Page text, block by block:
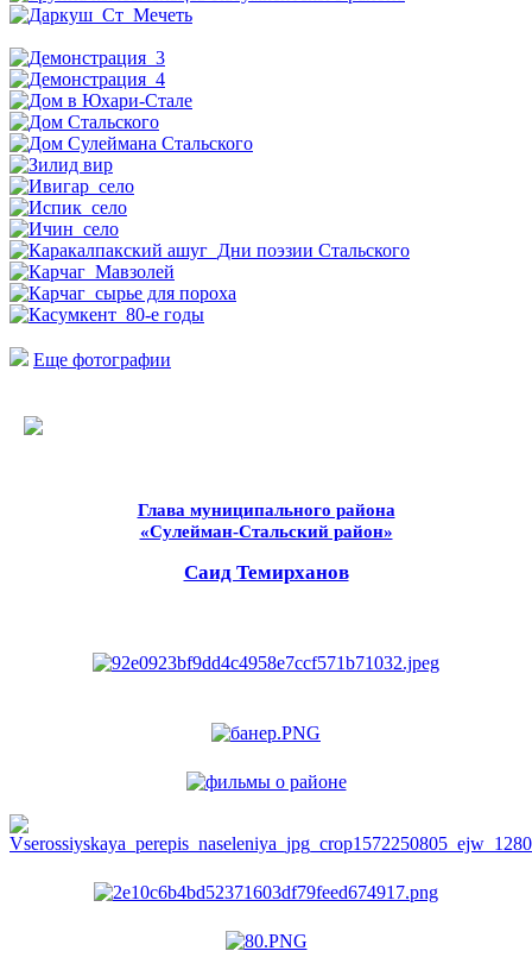
Еще фотографии
Глава муниципального района
«Сулейман-Стальский район»
Саид Темирханов